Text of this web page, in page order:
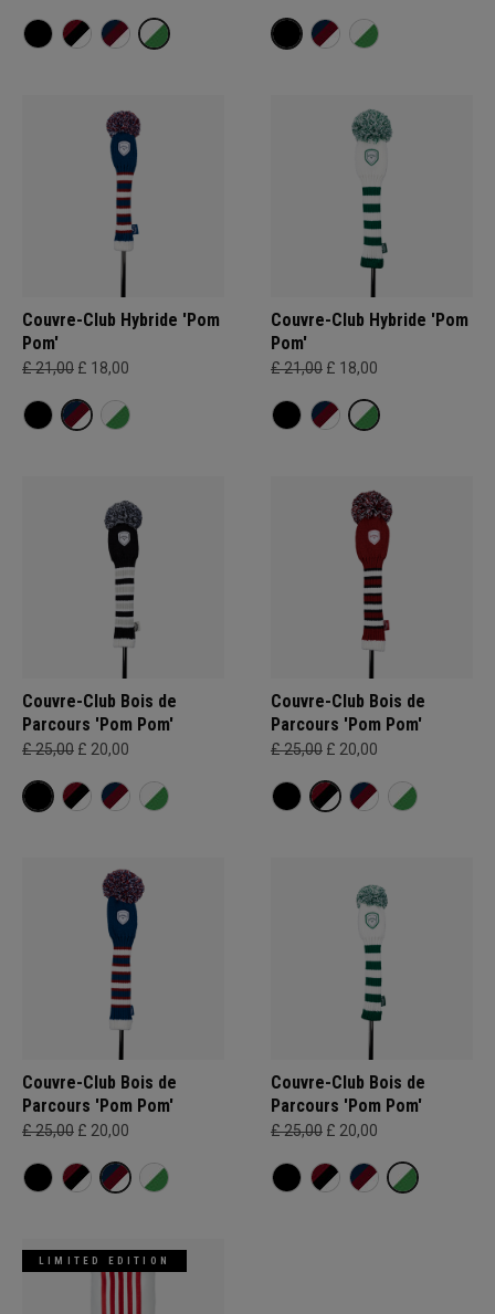
Couvre-Club Hybride 'Pom
Pom'
£ 21,00 £ 18,00
Couvre-Club Hybride 'Pom
Pom'
£ 21,00 £ 18,00
Couvre-Club Bois de
Parcours 'Pom Pom'
£ 25,00 £ 20,00
Couvre-Club Bois de
Parcours 'Pom Pom'
£ 25,00 £ 20,00
Couvre-Club Bois de
Parcours 'Pom Pom'
£ 25,00 £ 20,00
Couvre-Club Bois de
Parcours 'Pom Pom'
£ 25,00 £ 20,00
LIMITED EDITION